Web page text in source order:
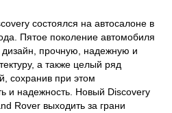
состоялся на автосалоне в
Пятое поколение автомобиля
прочную, надежную и
а также целый ряд
сохранив при этом
и надежность. Новый Discovery
Rover выходить за грани